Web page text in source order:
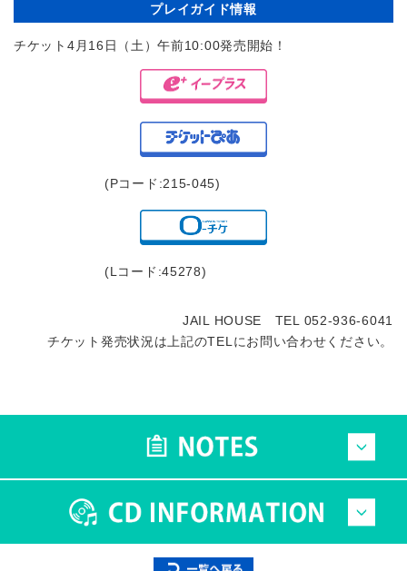
プレイガイド情報
チケット4月16日（土）午前10:00発売開始！
(Pコード:215-045)
(Lコード:45278)
JAIL HOUSE TEL 052-936-6041
チケット発売状況は上記のTELにお問い合わせください。